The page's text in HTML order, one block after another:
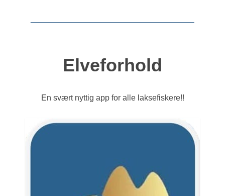
Elveforhold
En svært nyttig app for alle laksefiskere!!